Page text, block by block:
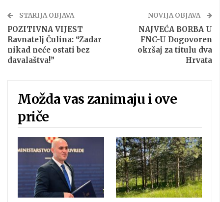
STARIJA OBJAVA
POZITIVNA VIJEST
Ravnatelj Čulina: “Zadar
nikad neće ostati bez
davalaštva!”
NOVIJA OBJAVA
NAJVEĆA BORBA U
FNC-U Dogovoren
okršaj za titulu dva
Hrvata
Možda vas zanimaju i ove
priče